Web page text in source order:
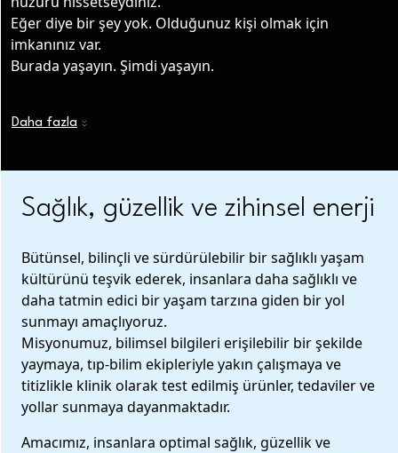
Eğer diye bir şey yok. Olduğunuz kişi olmak için
imkanınız var.
Burada yaşayın. Şimdi yaşayın.
Daha fazla
Sağlık, güzellik ve zihinsel enerji
Bütünsel, bilinçli ve sürdürülebilir bir sağlıklı yaşam
kültürünü teşvik ederek, insanlara daha sağlıklı ve
daha tatmin edici bir yaşam tarzına giden bir yol
sunmayı amaçlıyoruz.
Misyonumuz, bilimsel bilgileri erişilebilir bir şekilde
yaymaya, tıp-bilim ekipleriyle yakın çalışmaya ve
titizlikle klinik olarak test edilmiş ürünler, tedaviler ve
yollar sunmaya dayanmaktadır.
Amacımız, insanlara optimal sağlık, güzellik ve